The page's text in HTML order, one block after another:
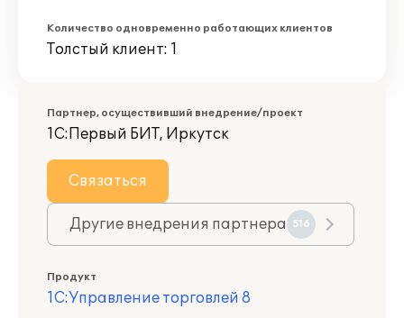
Количество одновременно работающих клиентов
Толстый клиент: 1
Партнер, осуществивший внедрение/проект
1С:Первый БИТ, Иркутск
Связаться
Другие внедрения партнера 516
Продукт
1С:Управление торговлей 8